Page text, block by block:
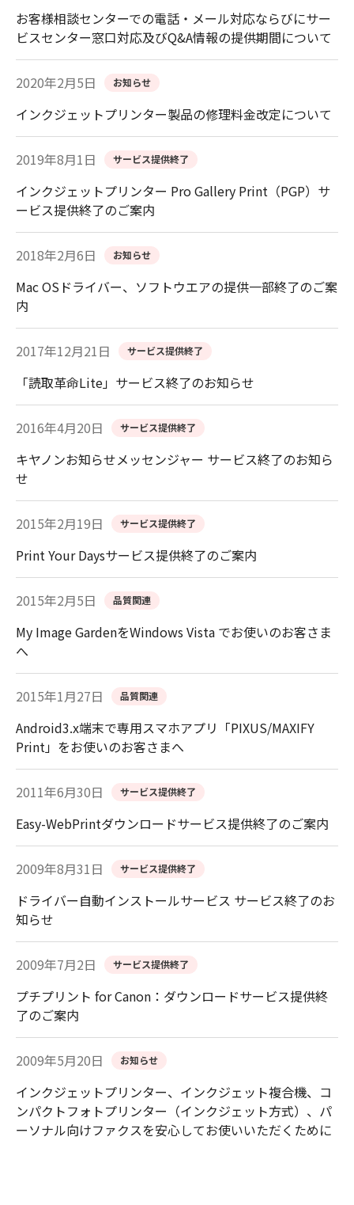
お客様相談センターでの電話・メール対応ならびにサー
ビスセンター窓口対応及びQ&A情報の提供期間について
2020年2月5日 お知らせ
インクジェットプリンター製品の修理料金改定について
2019年8月1日 サービス提供終了
インクジェットプリンター Pro Gallery Print（PGP）サ
ービス提供終了のご案内
2018年2月6日 お知らせ
Mac OSドライバー、ソフトウエアの提供一部終了のご案
内
2017年12月21日 サービス提供終了
「読取革命Lite」サービス終了のお知らせ
2016年4月20日 サービス提供終了
キヤノンお知らせメッセンジャー サービス終了のお知ら
せ
2015年2月19日 サービス提供終了
Print Your Daysサービス提供終了のご案内
2015年2月5日 品質関連
My Image GardenをWindows Vista でお使いのお客さま
へ
2015年1月27日 品質関連
Android3.x端末で専用スマホアプリ「PIXUS/MAXIFY
Print」をお使いのお客さまへ
2011年6月30日 サービス提供終了
Easy-WebPrintダウンロードサービス提供終了のご案内
2009年8月31日 サービス提供終了
ドライバー自動インストールサービス サービス終了のお
知らせ
2009年7月2日 サービス提供終了
プチプリント for Canon：ダウンロードサービス提供終
了のご案内
2009年5月20日 お知らせ
インクジェットプリンター、インクジェット複合機、コ
ンパクトフォトプリンター（インクジェット方式）、パ
ーソナル向けファクスを安心してお使いいただくために